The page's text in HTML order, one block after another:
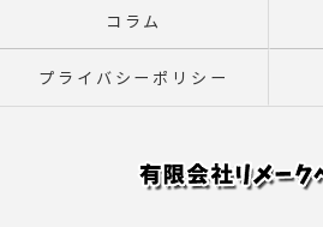
コラム
プライバシーポリシー